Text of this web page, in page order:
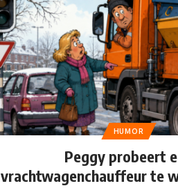
HUMOR
Peggy probeert
vrachtwagenchauffeur te